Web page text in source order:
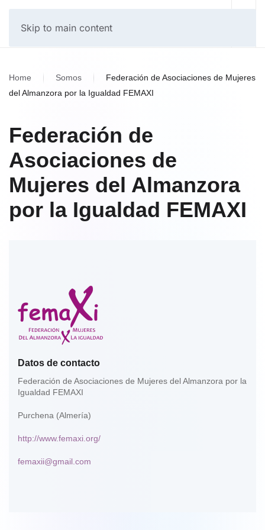
Skip to main content
Home Somos
Federación de Asociaciones de Mujeres
del Almanzora por la Igualdad FEMAXI
Federación de
Asociaciones de
Mujeres del Almanzora
por la Igualdad FEMAXI
Datos de contacto
Federación de Asociaciones de Mujeres del Almanzora por la
Igualdad FEMAXI
Purchena (Almería)
http://www.femaxi.org/
femaxii@gmail.com